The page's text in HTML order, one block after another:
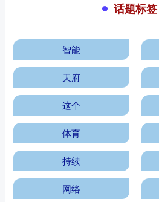
话题标签
智能
天府
这个
体育
持续
网络